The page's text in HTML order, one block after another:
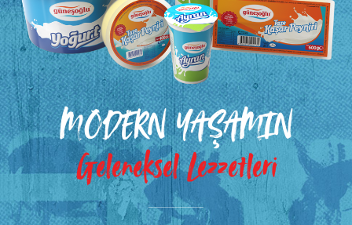
MODERN YAŞAMIN
Geleneksel Lezzetleri